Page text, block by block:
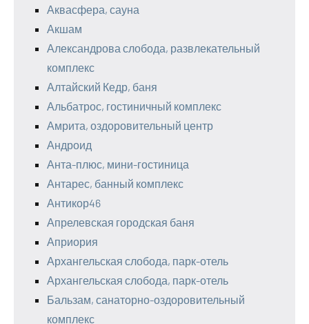
Аквасфера, сауна
Акшам
Александрова слобода, развлекательный
комплекс
Алтайский Кедр, баня
Альбатрос, гостиничный комплекс
Амрита, оздоровительный центр
Андроид
Анта-плюс, мини-гостиница
Антарес, банный комплекс
Антикор46
Апрелевская городская баня
Априория
Архангельская слобода, парк-отель
Архангельская слобода, парк-отель
Бальзам, санаторно-оздоровительный
комплекс